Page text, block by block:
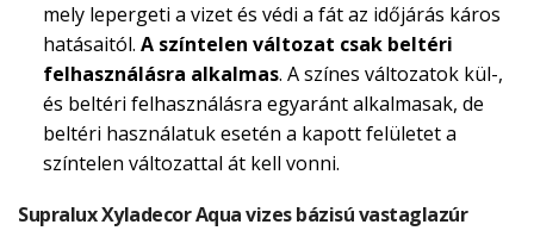
mely lepergeti a vizet és védi a fát az időjárás káros
hatásaitól. A színtelen változat csak beltéri
felhasználásra alkalmas. A színes változatok kül-,
és beltéri felhasználásra egyaránt alkalmasak, de
beltéri használatuk esetén a kapott felületet a
színtelen változattal át kell vonni.
Supralux Xyladecor Aqua vizes bázisú vastaglazúr